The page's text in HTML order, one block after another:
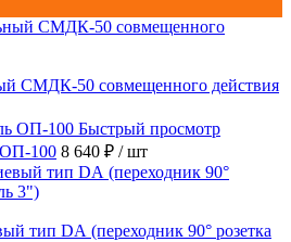
СМДК-50 совмещенного действия
Быстрый просмотр
ОП-100 8 640 ₽ / шт
тип DА (переходник 90° розетка